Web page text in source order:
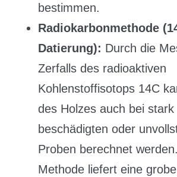
bestimmen.
Radiokarbonmethode
Datierung): Durch die
Zerfalls des radioaktiven
Kohlenstoffisotops 14C
des Holzes auch bei stark
beschädigten oder
Proben berechnet
Methode liefert eine